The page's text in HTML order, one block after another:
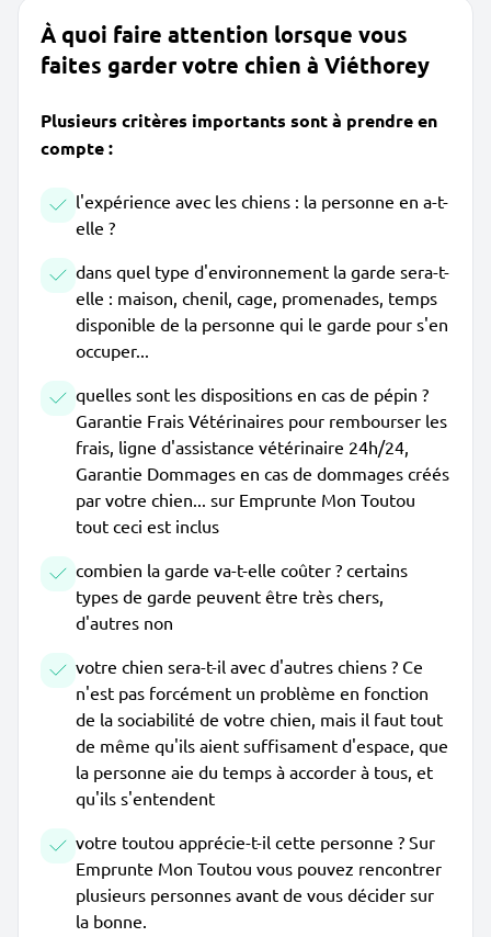
À quoi faire attention lorsque vous
faites garder votre chien à Viéthorey
Plusieurs critères importants sont à prendre en
compte :
l'expérience avec les chiens : la personne en a-t-
elle ?
dans quel type d'environnement la garde sera-t-
elle : maison, chenil, cage, promenades, temps
disponible de la personne qui le garde pour s'en
occuper...
quelles sont les dispositions en cas de pépin ?
Garantie Frais Vétérinaires pour rembourser les
frais, ligne d'assistance vétérinaire 24h/24,
Garantie Dommages en cas de dommages créés
par votre chien... sur Emprunte Mon Toutou
tout ceci est inclus
combien la garde va-t-elle coûter ? certains
types de garde peuvent être très chers,
d'autres non
votre chien sera-t-il avec d'autres chiens ? Ce
n'est pas forcément un problème en fonction
de la sociabilité de votre chien, mais il faut tout
de même qu'ils aient suffisament d'espace, que
la personne aie du temps à accorder à tous, et
qu'ils s'entendent
votre toutou apprécie-t-il cette personne ? Sur
Emprunte Mon Toutou vous pouvez rencontrer
plusieurs personnes avant de vous décider sur
la bonne.